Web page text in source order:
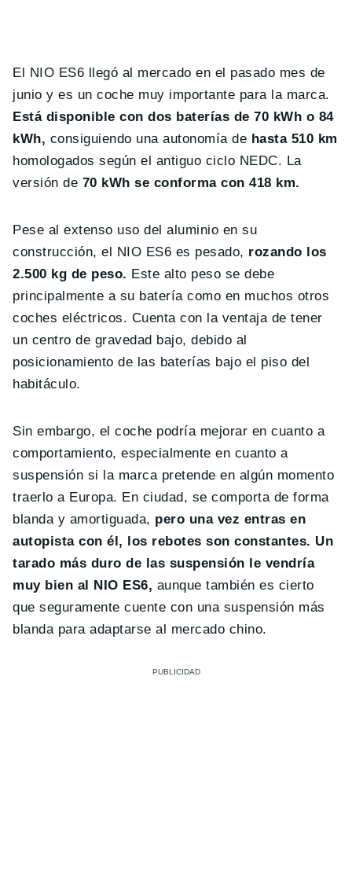
El NIO ES6 llegó al mercado en el pasado mes de
junio y es un coche muy importante para la marca.
Está disponible con dos baterías de 70 kWh o 84
kWh, consiguiendo una autonomía de hasta 510 km
homologados según el antiguo ciclo NEDC. La
versión de 70 kWh se conforma con 418 km.
Pese al extenso uso del aluminio en su
construcción, el NIO ES6 es pesado, rozando los
2.500 kg de peso. Este alto peso se debe
principalmente a su batería como en muchos otros
coches eléctricos. Cuenta con la ventaja de tener
un centro de gravedad bajo, debido al
posicionamiento de las baterías bajo el piso del
habitáculo.
Sin embargo, el coche podría mejorar en cuanto a
comportamiento, especialmente en cuanto a
suspensión si la marca pretende en algún momento
traerlo a Europa. En ciudad, se comporta de forma
blanda y amortiguada, pero una vez entras en
autopista con él, los rebotes son constantes. Un
tarado más duro de las suspensión le vendría
muy bien al NIO ES6, aunque también es cierto
que seguramente cuente con una suspensión más
blanda para adaptarse al mercado chino.